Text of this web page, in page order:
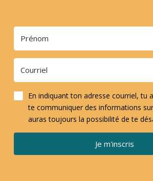
En indiquant ton adresse courriel, tu
te communiquer des informations
auras toujours la possibilité de te
Je m'inscris